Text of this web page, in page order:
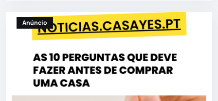
Anúncio